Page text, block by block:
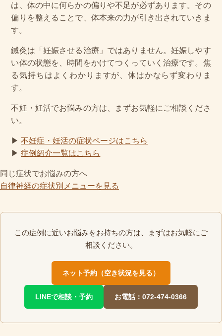
は、体の中に何らかの偏りや不足が必ずあります。その
偏りを整えることで、体本来の力が引き出されていきま
す。
鍼灸は「妊娠させる治療」ではありません。妊娠しやす
い体の状態を、時間をかけてつくっていく治療です。焦
る気持ちはよくわかりますが、体はかならず変わりま
す。
不妊・妊活でお悩みの方は、まずお気軽にご相談くださ
い。
▶不妊症・妊活の症状ページはこちら
▶症例紹介一覧はこちら
同じ症状でお悩みの方へ
自律神経の症状別メニューを見る
この症例に近いお悩みをお持ちの方は、まずはお気軽にご
相談ください。
ネット予約（空き状況を見る）
LINEで相談・予約 お電話：072-474-0366